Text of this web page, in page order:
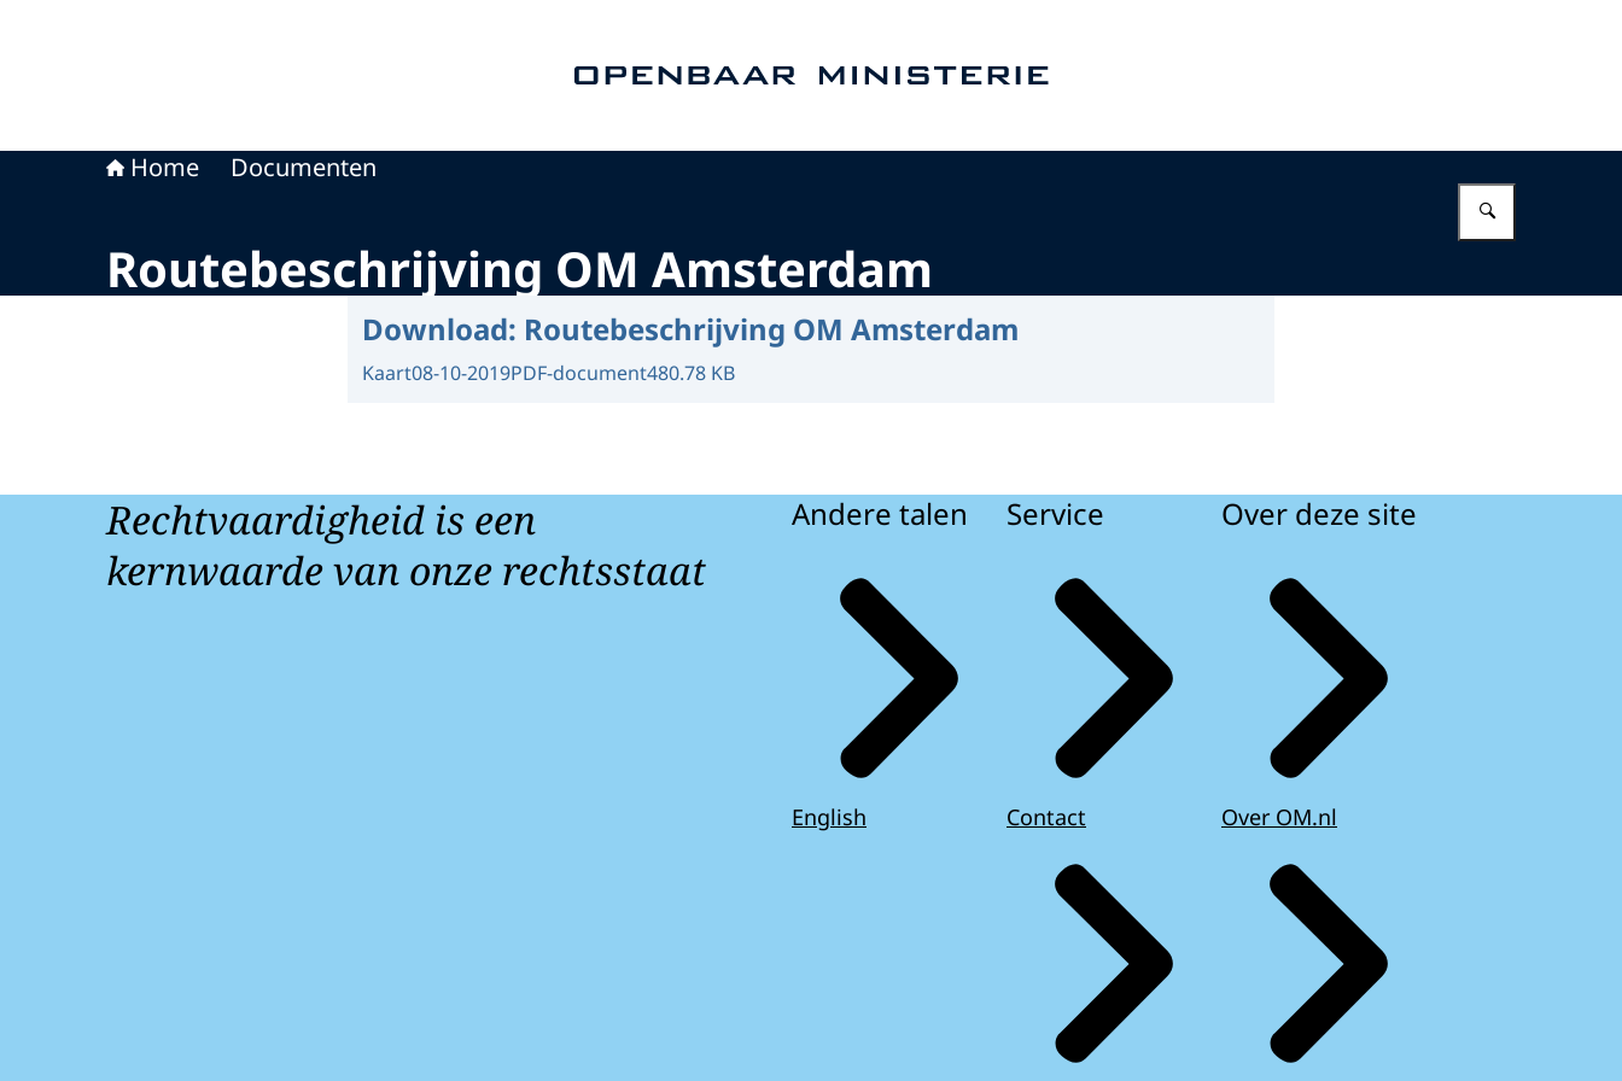
Home Documenten
Routebeschrijving OM Amsterdam
Download: Routebeschrijving OM Amsterdam
Kaart08-10-2019PDF-document480.78 KB
Rechtvaardigheid is een
kernwaarde van onze rechtsstaat
Andere talen
English
Service
Contact
Over deze site
Over OM.nl